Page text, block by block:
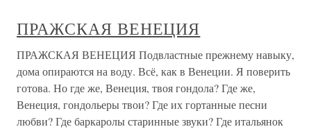
ПРАЖСКАЯ ВЕНЕЦИЯ
ПРАЖСКАЯ ВЕНЕЦИЯ Подвластные прежнему навыку,
дома опираются на воду. Всё, как в Венеции. Я поверить
готова. Но где же, Венеция, твоя гондола? Где же,
Венеция, гондольеры твои? Где их гортанные песни
любви? Где баркаролы старинные звуки? Где итальянок